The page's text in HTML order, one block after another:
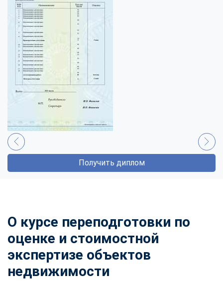
Получить диплом
О курсе переподготовки по
оценке и стоимостной
экспертизе объектов
недвижимости